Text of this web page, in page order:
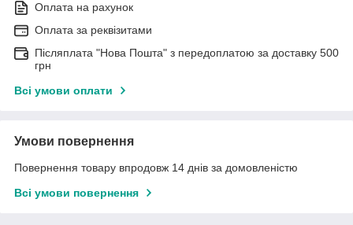
Оплата на рахунок
Оплата за реквізитами
Післяплата "Нова Пошта" з передоплатою за доставку 500
грн
Всі умови оплати
Умови повернення
Повернення товару впродовж 14 днів за домовленістю
Всі умови повернення